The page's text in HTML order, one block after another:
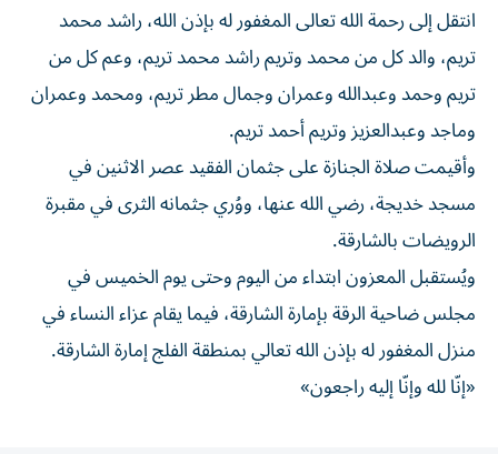
انتقل إلى رحمة الله تعالى المغفور له بإذن الله، راشد محمد
تريم، والد كل من محمد وتريم راشد محمد تريم، وعم كل من
تريم وحمد وعبدالله وعمران وجمال مطر تريم، ومحمد وعمران
وماجد وعبدالعزيز وتريم أحمد تريم.
وأقيمت صلاة الجنازة على جثمان الفقيد عصر الاثنين في
مسجد خديجة، رضي الله عنها، ووُري جثمانه الثرى في مقبرة
الرويضات بالشارقة.
ويُستقبل المعزون ابتداء من اليوم وحتى يوم الخميس في
مجلس ضاحية الرقة بإمارة الشارقة، فيما يقام عزاء النساء في
منزل المغفور له بإذن الله تعالي بمنطقة الفلج إمارة الشارقة.
«إنّا لله وإنّا إليه راجعون»